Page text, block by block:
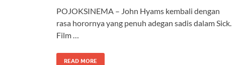
POJOKSINEMA – John Hyams kembali dengan
rasa horornya yang penuh adegan sadis dalam Sick.
Film …
READ MORE